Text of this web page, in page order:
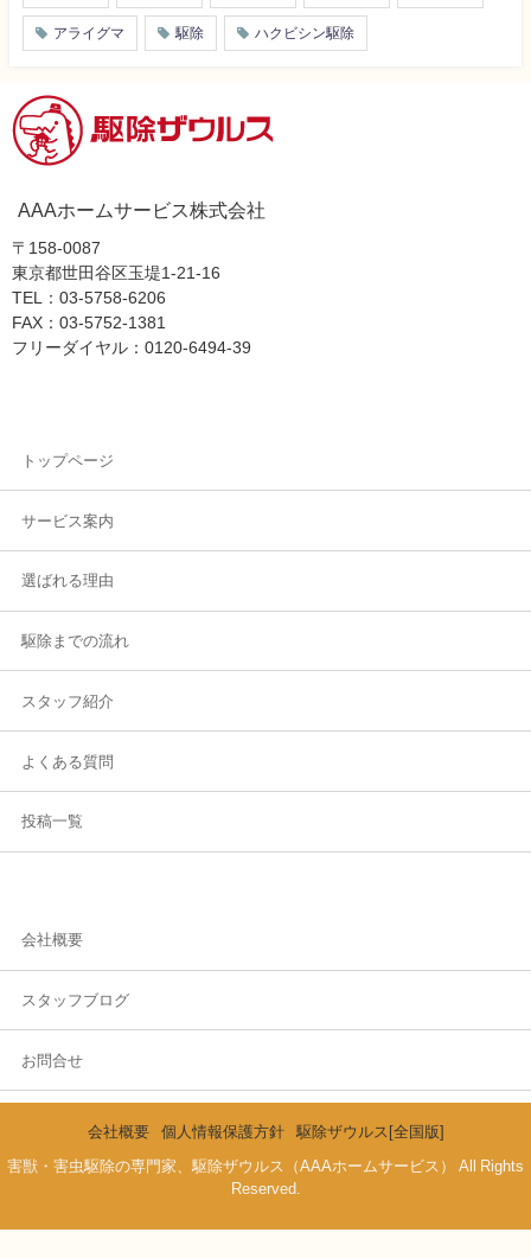
アライグマ 駆除 ハクビシン駆除
AAAホームサービス株式会社
〒158-0087
東京都世田谷区玉堤1-21-16
TEL：03-5758-6206
FAX：03-5752-1381
フリーダイヤル：0120-6494-39
トップページ
サービス案内
選ばれる理由
駆除までの流れ
スタッフ紹介
よくある質問
投稿一覧
会社概要
スタッフブログ
お問合せ
会社概要 個人情報保護方針 駆除ザウルス[全国版]
害獣・害虫駆除の専門家、駆除ザウルス（AAAホームサービス） All Rights
Reserved.